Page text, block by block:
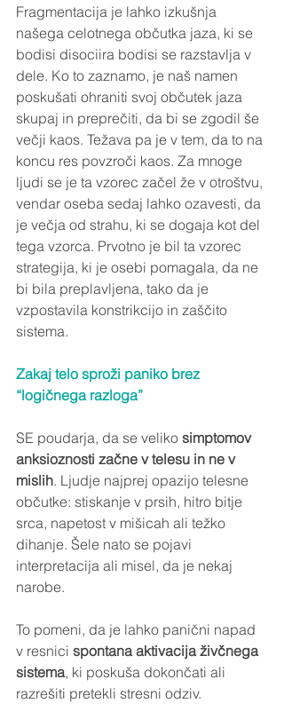
Fragmentacija je lahko izkušnja
našega celotnega občutka jaza, ki se
bodisi disociira bodisi se razstavlja v
dele. Ko to zaznamo, je naš namen
poskušati ohraniti svoj občutek jaza
skupaj in preprečiti, da bi se zgodil še
večji kaos. Težava pa je v tem, da to na
koncu res povzroči kaos. Za mnoge
ljudi se je ta vzorec začel že v otroštvu,
vendar oseba sedaj lahko ozavesti, da
je večja od strahu, ki se dogaja kot del
tega vzorca. Prvotno je bil ta vzorec
strategija, ki je osebi pomagala, da ne
bi bila preplavljena, tako da je
vzpostavila konstrikcijo in zaščito
sistema.
Zakaj telo sproži paniko brez
“logičnega razloga”
SE poudarja, da se veliko simptomov
anksioznosti začne v telesu in ne v
mislih. Ljudje najprej opazijo telesne
občutke: stiskanje v prsih, hitro bitje
srca, napetost v mišicah ali težko
dihanje. Šele nato se pojavi
interpretacija ali misel, da je nekaj
narobe.
To pomeni, da je lahko panični napad
v resnici spontana aktivacija živčnega
sistema, ki poskuša dokončati ali
razrešiti pretekli stresni odziv.